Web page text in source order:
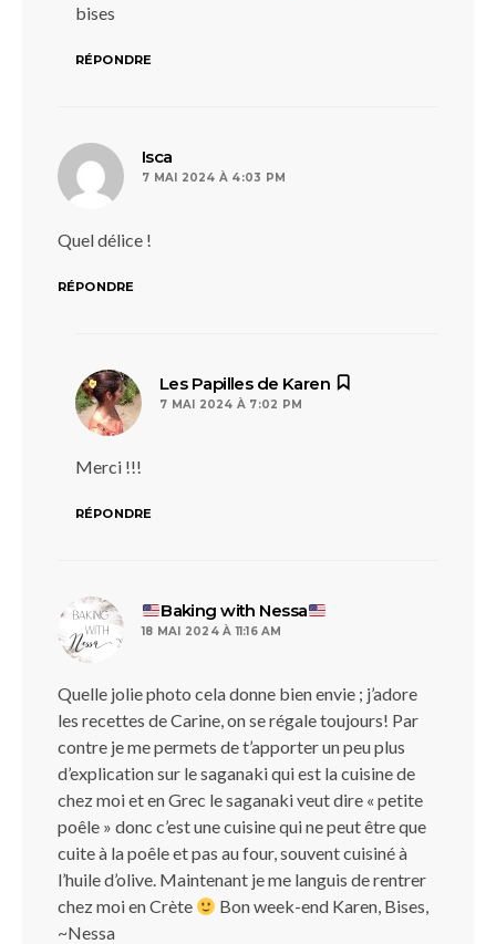
bises
RÉPONDRE
Isca
7 MAI 2024 À 4:03 PM
Quel délice !
RÉPONDRE
Les Papilles de Karen
7 MAI 2024 À 7:02 PM
Merci !!!
RÉPONDRE
Baking with Nessa
18 MAI 2024 À 11:16 AM
Quelle jolie photo cela donne bien envie ; j’adore
les recettes de Carine, on se régale toujours! Par
contre je me permets de t’apporter un peu plus
d’explication sur le saganaki qui est la cuisine de
chez moi et en Grec le saganaki veut dire « petite
poêle » donc c’est une cuisine qui ne peut être que
cuite à la poêle et pas au four, souvent cuisiné à
l’huile d’olive. Maintenant je me languis de rentrer
chez moi en Crète
Bon week-end Karen, Bises,
~Nessa